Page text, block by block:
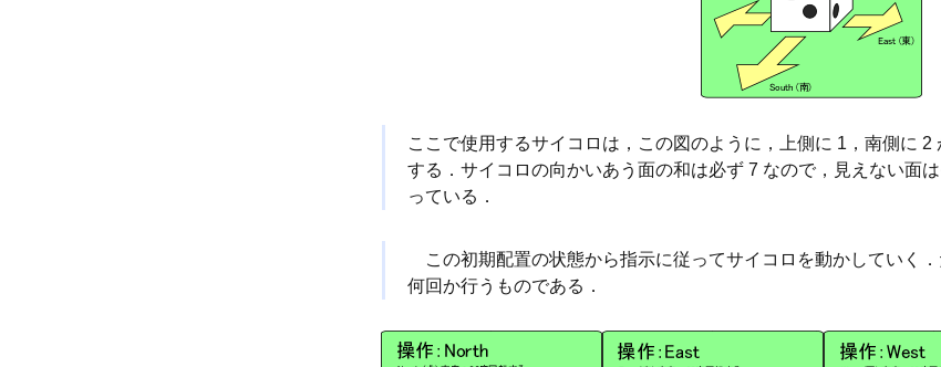
ここで使用するサイコロは，この図のように，上側に 1，南側に 2
する．サイコロの向かいあう面の和は必ず 7 なので，見えない面
っている．
この初期配置の状態から指示に従ってサイコロを動かしていく
何回か行うものである．